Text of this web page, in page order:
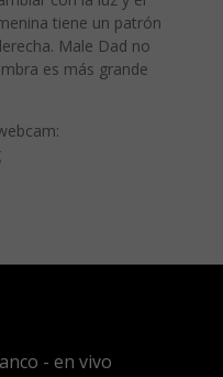
tiene un patrón
Male Dad no
es más grande
- en vivo